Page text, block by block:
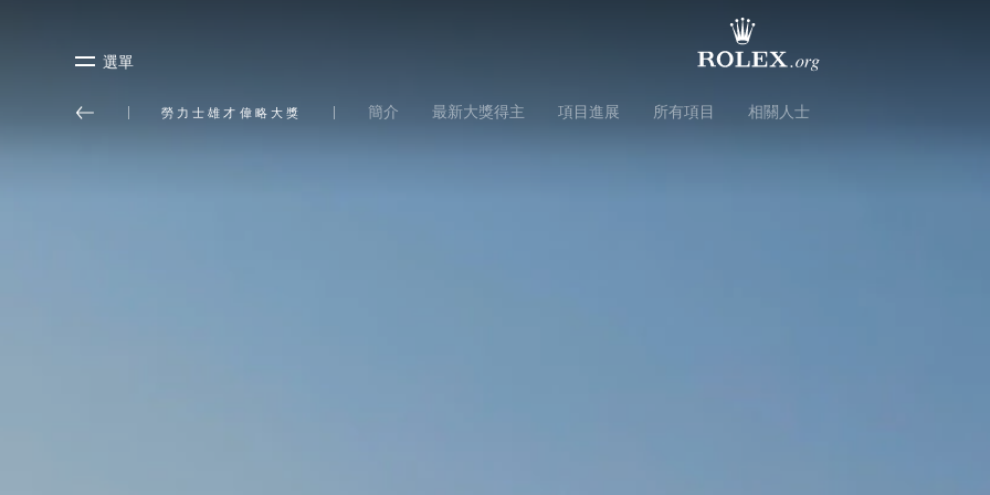
選單
勞力士雄才偉略大獎 簡介 最新大獎得主 項目進展 所有項目 相關人士